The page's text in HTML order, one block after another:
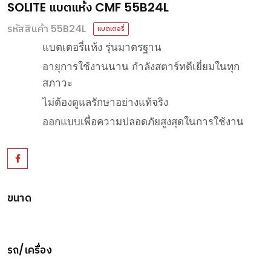
SOLITE แบตแห้ง CMF 55B24L
รหัสสินค้า 55B24L แบตเตอรี่
แบตเตอรี่แห้ง รุ่นมาตรฐาน
อายุการใช้งานนาน กำลังสตาร์ทดีเยี่ยมในทุก
สภาวะ
ไม่ต้องดูแลรักษาอย่างแท้จริง
ออกแบบเพื่อความปลอดภัยสูงสุดในการใช้งาน
ขนาด
รถ/เครื่อง